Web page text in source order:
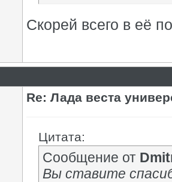
Скорей всего в её
Re: Лада веста
Цитата:
Сообщение от
Вы ставите